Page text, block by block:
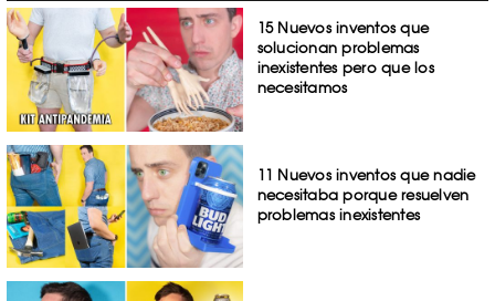
15 Nuevos inventos que
solucionan problemas
inexistentes pero que los
necesitamos
11 Nuevos inventos que nadie
necesitaba porque resuelven
problemas inexistentes